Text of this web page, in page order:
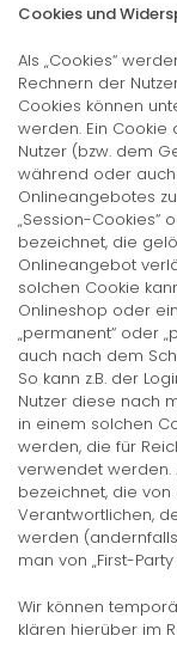
Cookies und
Als „Cookies“
Rechnern der
Cookies können
werden. Ein
Nutzer (bzw. dem
während oder
Onlineangebotes
„Session-Cookies“
bezeichnet, die
Onlineangebot
solchen Cookie
Onlineshop oder
„permanent“ oder
auch nach dem
So kann z.B. der
Nutzer diese nach
in einem solchen
werden, die für
verwendet werden.
bezeichnet, die
Verantwortlichen,
werden
man von „First-
Wir können
klären hierüber im